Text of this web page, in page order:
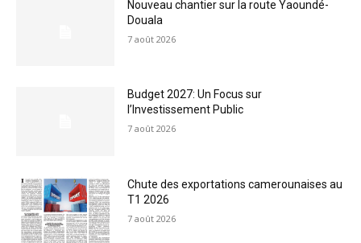
Nouveau chantier sur la route Yaoundé-
Douala
7 août 2026
Budget 2027: Un Focus sur
l’Investissement Public
7 août 2026
Chute des exportations camerounaises au
T1 2026
7 août 2026